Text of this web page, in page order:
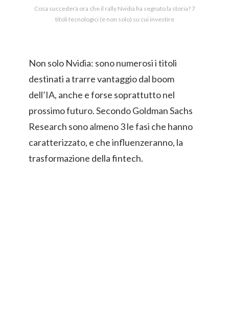
Cosa succederà ora che il rally Nvidia ha segnato la storia? 7
titoli tecnologici (e non solo) su cui investire
Non solo Nvidia: sono numerosi i titoli
destinati a trarre vantaggio dal boom
dell’IA, anche e forse soprattutto nel
prossimo futuro. Secondo Goldman Sachs
Research sono almeno 3 le fasi che hanno
caratterizzato, e che influenzeranno, la
trasformazione della fintech.